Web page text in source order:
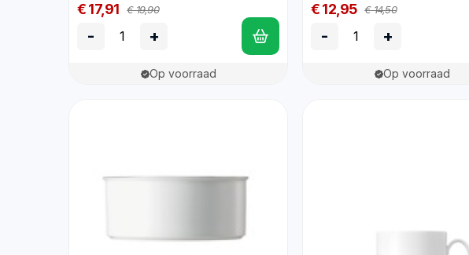
€ 17,91 € 19,90
- +
Op voorraad
€ 12,95 € 14,50
- +
Op voorraad